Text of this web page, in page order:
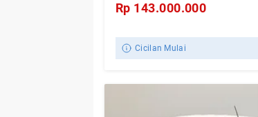
Rp 143.000.000
Cicilan Mulai